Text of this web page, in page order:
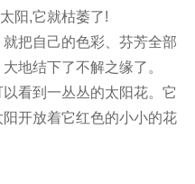
阳,它就枯萎了!
把自己的色彩、芬芳全部
地结下了不解之缘了。
看到一丛丛的太阳花。它
开放着它红色的小小的花